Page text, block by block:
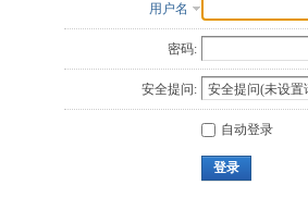
用户名
密码:
安全提问:
自动登录
登录